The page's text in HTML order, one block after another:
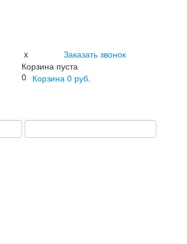
Заказать звонок
x
Корзина пуста
0 Корзина 0 руб.